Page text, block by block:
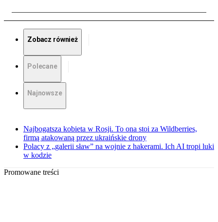
Zobacz również
Polecane
Najnowsze
Najbogatsza kobieta w Rosji. To ona stoi za Wildberries,
firmą atakowaną przez ukraińskie drony
Polacy z „galerii sław” na wojnie z hakerami. Ich AI tropi luki
w kodzie
Promowane treści